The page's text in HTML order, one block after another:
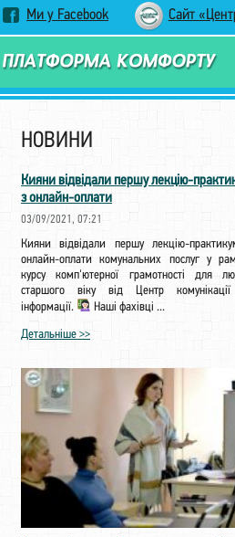
Ми у Facebook Сайт
НОВИНИ
Кияни відвідали першу лекцію-
з онлайн-оплати
03/09/2021, 07:21
Кияни відвідали першу лекцію-
онлайн-оплати комунальних послуг у
курсу комп'ютерної грамотності для
старшого віку від Центр
інформації.
Наші фахівці ...
Детальніше >>